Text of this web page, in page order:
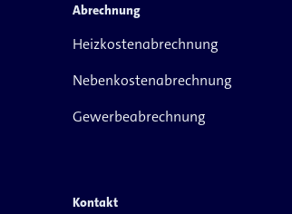
Abrechnung
Heizkostenabrechnung
Nebenkostenabrechnung
Gewerbeabrechnung
Kontakt